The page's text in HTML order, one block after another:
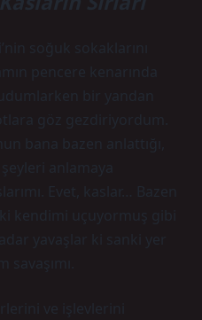
soğuk sokaklarını
pencere kenarında
bir yandan
göz gezdiriyordum.
bana bazen anlattığı,
anlamaya
Evet, kaslar… Bazen
kendimi uçuyormuş gibi
yavaşlar ki sanki yer
ve işlevlerini